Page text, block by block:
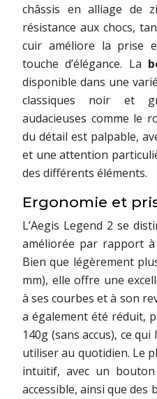
châssis en alliage de
résistance aux chocs,
cuir améliore la prise
touche d’élégance. La
disponible dans une
classiques noir et
audacieuses comme le
du détail est palpable,
et une attention
des différents éléments.
Ergonomie et
L’Aegis Legend 2 se
améliorée par rapport à
Bien que légèrement
mm), elle offre une
à ses courbes et à son
a également été réduit,
140g (sans accus), ce
utiliser au quotidien. Le
intuitif, avec un
accessible, ainsi que des